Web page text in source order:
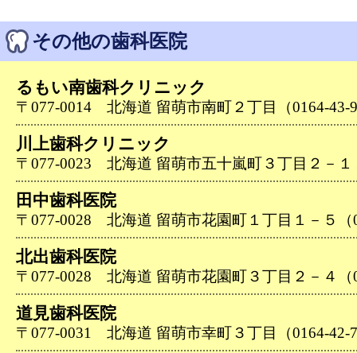
その他の歯科医院
るもい南歯科クリニック
〒077-0014 北海道 留萌市南町２丁目（0164-43-
川上歯科クリニック
〒077-0023 北海道 留萌市五十嵐町３丁目２－１
田中歯科医院
〒077-0028 北海道 留萌市花園町１丁目１－５（
北出歯科医院
〒077-0028 北海道 留萌市花園町３丁目２－４（
道見歯科医院
〒077-0031 北海道 留萌市幸町３丁目（0164-42-